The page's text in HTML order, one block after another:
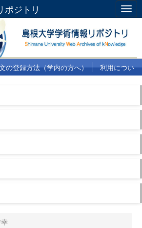
ポジトリ
の登録方法（学内の方へ）
利用につい